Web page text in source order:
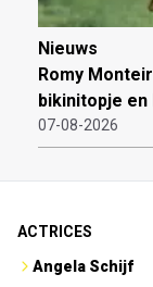
Nieuws
Romy
bikinitopje
07-08-2026
ACTRICES
Angela Schijf